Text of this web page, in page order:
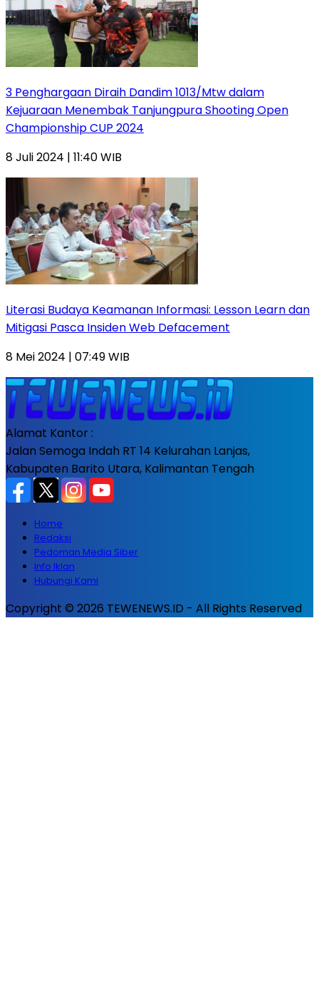
3 Penghargaan Diraih Dandim 1013/Mtw dalam
Kejuaraan Menembak Tanjungpura Shooting Open
Championship CUP 2024
8 Juli 2024 | 11:40 WIB
Literasi Budaya Keamanan Informasi: Lesson Learn dan
Mitigasi Pasca Insiden Web Defacement
8 Mei 2024 | 07:49 WIB
Alamat Kantor :
Jalan Semoga Indah RT 14 Kelurahan Lanjas,
Kabupaten Barito Utara, Kalimantan Tengah
Home
Redaksi
Pedoman Media Siber
Info Iklan
Hubungi Kami
Copyright © 2026 TEWENEWS.ID - All Rights Reserved